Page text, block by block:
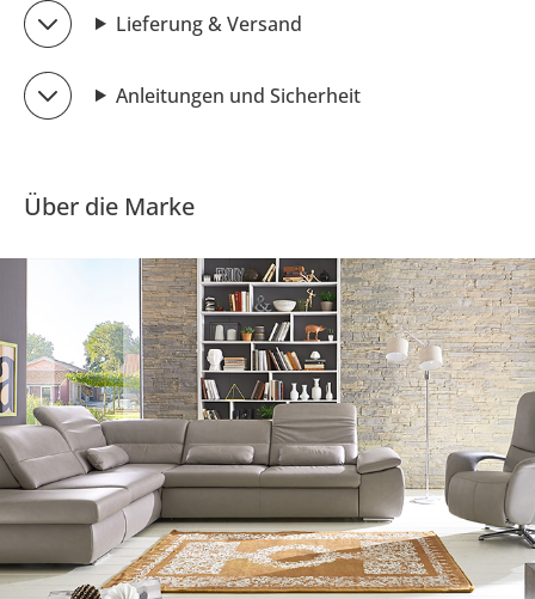
Lieferung & Versand
Anleitungen und Sicherheit
Über die Marke